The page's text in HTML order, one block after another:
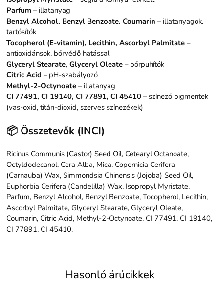
Parfum – illatanyag
Benzyl Alcohol, Benzyl Benzoate, Coumarin – illatanyagok,
tartósítók
Tocopherol (E-vitamin), Lecithin, Ascorbyl Palmitate –
antioxidánsok, bőrvédő hatással
Glyceryl Stearate, Glyceryl Oleate – bőrpuhítók
Citric Acid – pH-szabályozó
Methyl-2-Octynoate – illatanyag
CI 77491, CI 19140, CI 77891, CI 45410 – színező pigmentek
(vas-oxid, titán-dioxid, szerves színezékek)
📦 Összetevők (INCI)
Ricinus Communis (Castor) Seed Oil, Cetearyl Octanoate,
Octyldodecanol, Cera Alba, Mica, Copernicia Cerifera
(Carnauba) Wax, Simmondsia Chinensis (Jojoba) Seed Oil,
Euphorbia Cerifera (Candelilla) Wax, Isopropyl Myristate,
Parfum, Benzyl Alcohol, Benzyl Benzoate, Tocopherol, Lecithin,
Ascorbyl Palmitate, Glyceryl Stearate, Glyceryl Oleate,
Coumarin, Citric Acid, Methyl-2-Octynoate, CI 77491, CI 19140,
CI 77891, CI 45410.
Hasonló árúcikkek